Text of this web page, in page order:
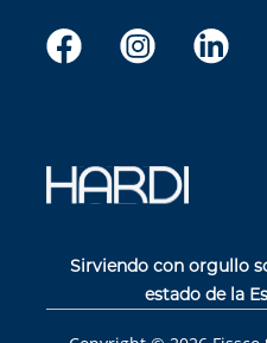
Sirviendo con orgullo
estado de la